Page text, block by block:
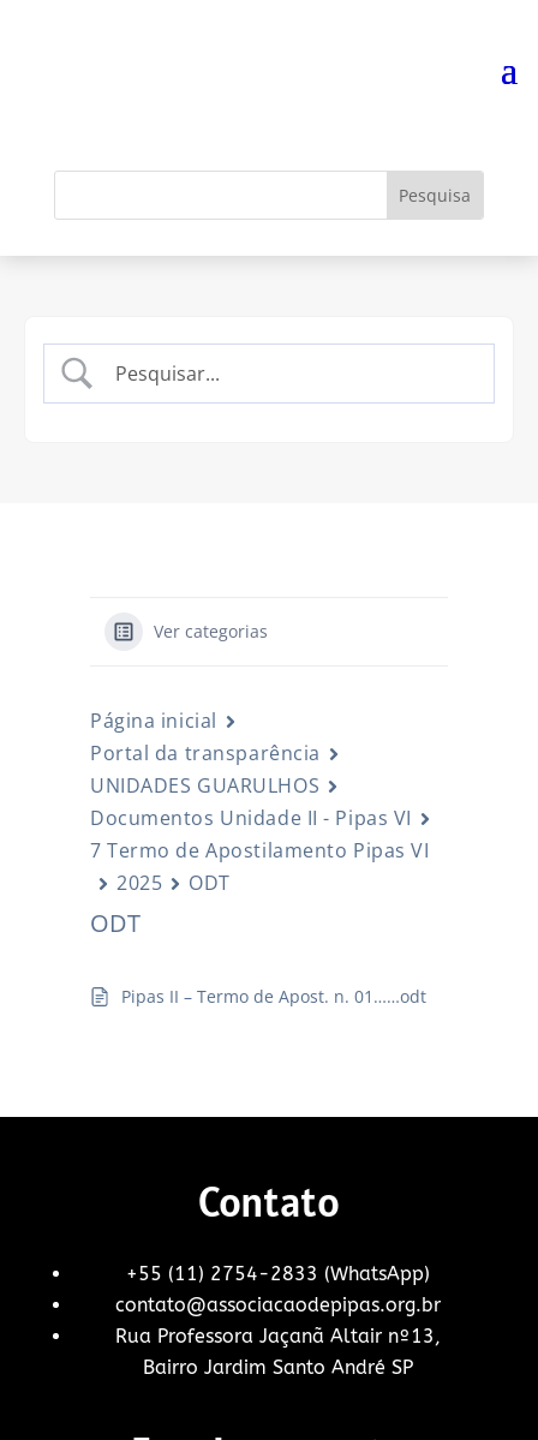
Ver categorias
Página inicial
Portal da transparência
UNIDADES GUARULHOS
Documentos Unidade II - Pipas VI
7 Termo de Apostilamento Pipas VI
2025
ODT
ODT
Pipas II – Termo de Apost. n. 01……odt
Contato
+55 (11) 2754-2833 (WhatsApp)
contato@associacaodepipas.org.br
Rua Professora Jaçanã Altair nº13,
Bairro Jardim Santo André SP